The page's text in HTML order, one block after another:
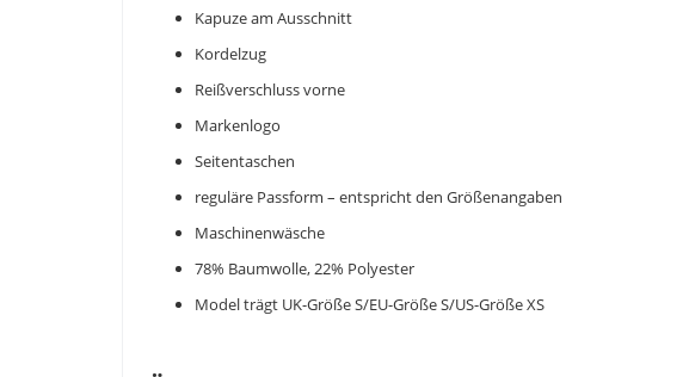
Kapuze am Ausschnitt
Kordelzug
Reißverschluss vorne
Markenlogo
Seitentaschen
reguläre Passform – entspricht den Größenangaben
Maschinenwäsche
78% Baumwolle, 22% Polyester
Model trägt UK-Größe S/EU-Größe S/US-Größe XS